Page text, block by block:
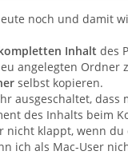
noch und damit
Inhalt des
angelegten Ordner
selbst kopieren.
ausgeschaltet, dass
des Inhalts beim
nicht klappt, wenn du
ich als Mac-User